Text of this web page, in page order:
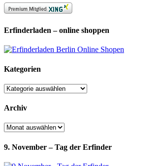
Erfinderladen – online shoppen
Kategorien
Kategorien
Archiv
Archiv
9. November – Tag der Erfinder